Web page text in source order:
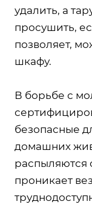
удалить, а
просушить,
позволяет,
шкафу.
В борьбе с
безопасные
домашних
распыляются
проникает